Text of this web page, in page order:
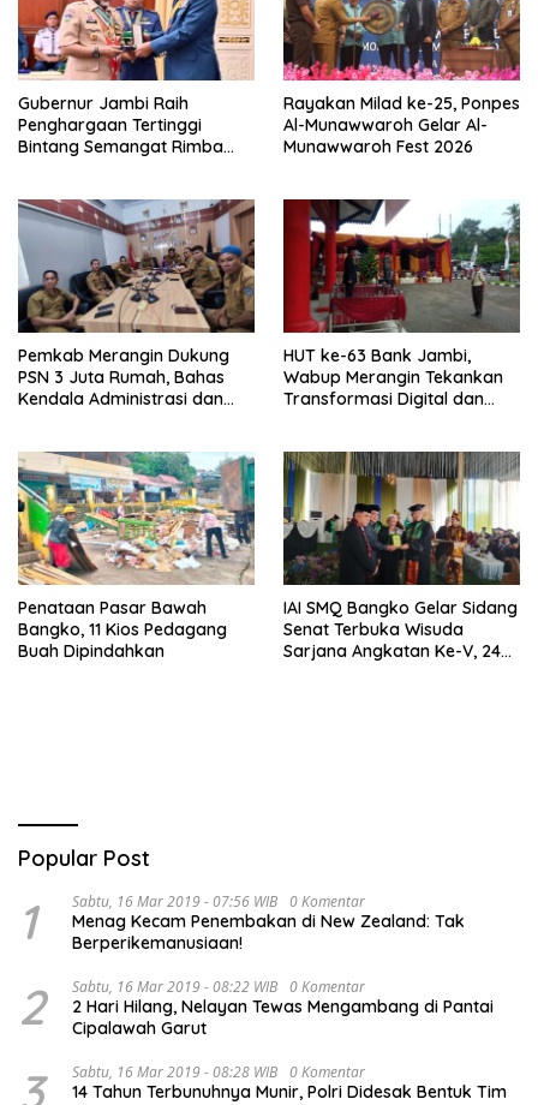
Gubernur Jambi Raih
Penghargaan Tertinggi
Bintang Semangat Rimba
Rayakan Milad ke-25, Ponpes
Al-Munawwaroh Gelar Al-
Munawwaroh Fest 2026
Pemkab Merangin Dukung
PSN 3 Juta Rumah, Bahas
Kendala Administrasi dan
HUT ke-63 Bank Jambi,
Wabup Merangin Tekankan
Transformasi Digital dan
Penataan Pasar Bawah
Bangko, 11 Kios Pedagang
Buah Dipindahkan
IAI SMQ Bangko Gelar Sidang
Senat Terbuka Wisuda
Sarjana Angkatan Ke-V, 243
Popular Post
1 Sabtu, 16 Mar 2019 - 07:56 WIB 0 Komentar
Menag Kecam Penembakan di New Zealand: Tak
Berperikemanusiaan!
2 Sabtu, 16 Mar 2019 - 08:22 WIB 0 Komentar
2 Hari Hilang, Nelayan Tewas Mengambang di Pantai
Cipalawah Garut
3 Sabtu, 16 Mar 2019 - 08:28 WIB 0 Komentar
14 Tahun Terbunuhnya Munir, Polri Didesak Bentuk Tim